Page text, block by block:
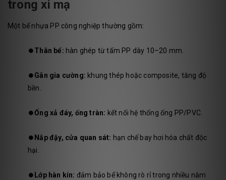
trong xi mạ
Một bể nhựa PP công nghiệp thường gồm:
⏺️Thân bể: hàn ghép từ tấm PP dày 10–20 mm.
⏺️Gân gia cường: khung thép hoặc composite, tăng độ
bền.
⏺️Ống xả đáy, ống tràn: kết nối hệ thống ống PP/PVC.
⏺️ Nắp đậy, cửa quan sát: hạn chế bay hơi hóa chất độc
hại.
⏺️ Lớp hàn kín: đảm bảo bể không rò rỉ trong nhiều năm